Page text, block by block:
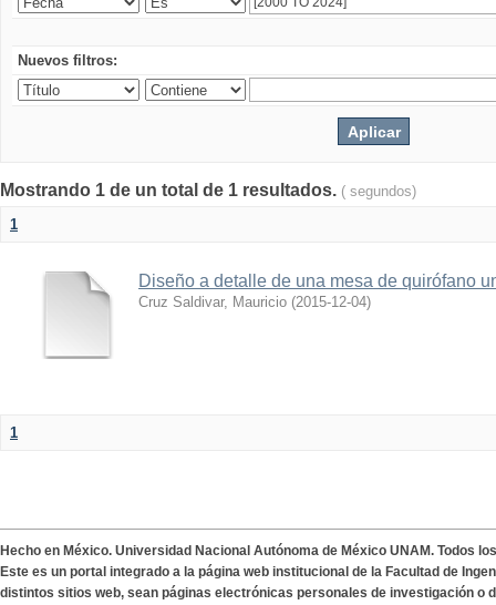
Nuevos filtros:
Mostrando 1 de un total de 1 resultados. ( segundos)
1
Diseño a detalle de una mesa de quirófano
Cruz Saldivar, Mauricio (2015-12-04)
1
Hecho en México. Universidad Nacional Autónoma de México UNAM. Todos
Este es un portal integrado a la página web institucional de la Facultad de
distintos sitios web, sean páginas electrónicas personales de investigación o